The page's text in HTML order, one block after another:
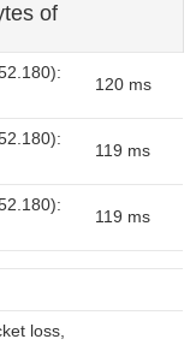
of
120 ms
119 ms
119 ms
loss,